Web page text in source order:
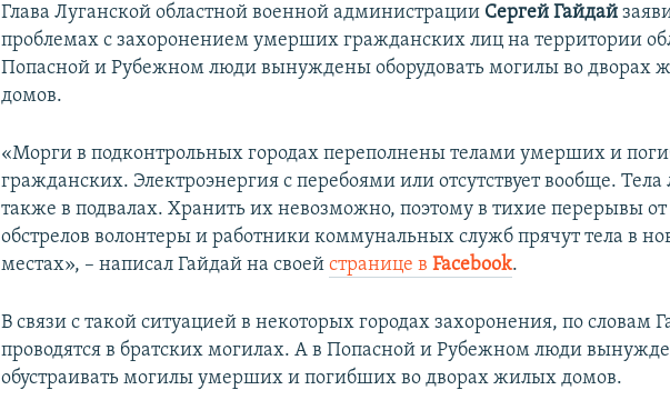
Глава Луганской областной военной администрации Сергей Гайдай
проблемах с захоронением умерших гражданских лиц на территории
Попасной и Рубежном люди вынуждены оборудовать могилы во дворах
домов.
«Морги в подконтрольных городах переполнены телами умерших и
гражданских. Электроэнергия с перебоями или отсутствует вообще. Тела
также в подвалах. Хранить их невозможно, поэтому в тихие перерывы от
обстрелов волонтеры и работники коммунальных служб прячут тела в
местах», – написал Гайдай на своейстранице вFacebook.
В связи с такой ситуацией в некоторых городах захоронения, по словам
проводятся в братских могилах. А в Попасной и Рубежном люди
обустраивать могилы умерших и погибших во дворах жилых домов.